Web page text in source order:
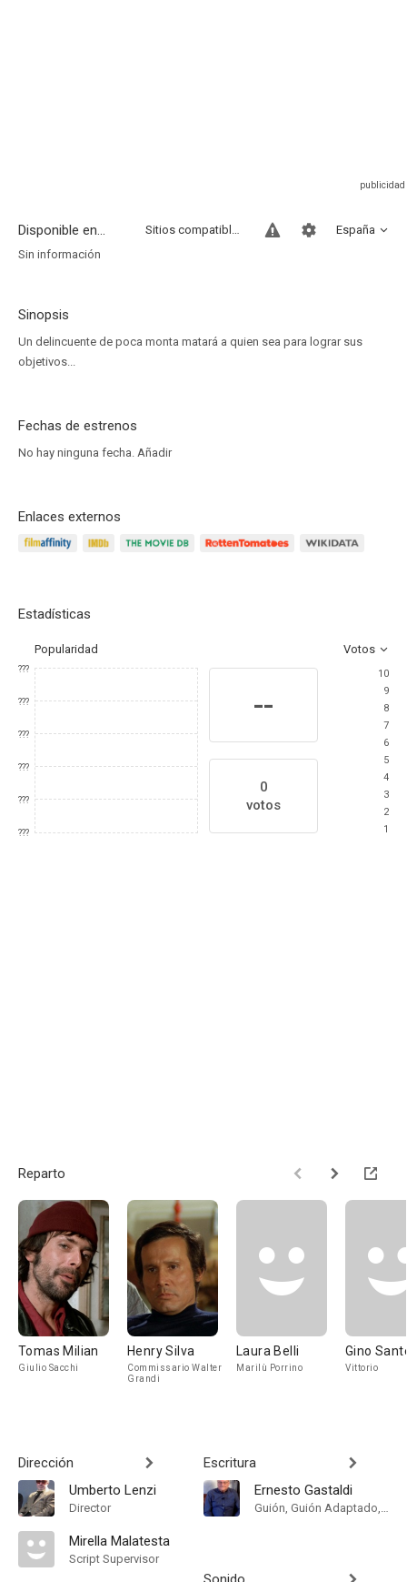
Disponible en... España
Sitios compatibles
Sin información
Sinopsis
Un delincuente de poca monta matará a quien sea para lograr sus
objetivos...
Fechas de estrenos
No hay ninguna fecha. Añadir
Enlaces externos
Estadísticas
Popularidad Votos
???
???
???
???
???
???
--
0
votos
10
9
8
7
6
5
4
3
2
1
Reparto
Tomas Milian
Giulio Sacchi
Henry Silva
Commissario Walter
Grandi
Laura Belli
Marilù Porrino
Gino
Vittorio
Dirección
Umberto Lenzi
Director
Mirella Malatesta
Script Supervisor
Escritura
Ernesto Gastaldi
Guión, Guión Adaptado, Historia